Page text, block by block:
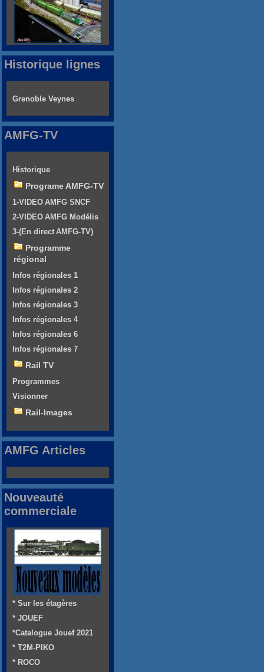
Historique lignes
Grenoble Veynes
AMFG-TV
Historique
Programe AMFG-TV
1-VIDEO AMFG SNCF
2-VIDEO AMFG Modélis
3-(En direct AMFG-TV)
Programme
régional
Infos régionales 1
Infos régionales 2
Infos régionales 3
Infos régionales 4
Infos régionales 6
Infos régionales 7
Rail TV
Programmes
Visionner
Rail-Images
AMFG Articles
Nouveauté
commerciale
* Sur les étagères
* JOUEF
*Catalogue Jouef 2021
* T2M-PIKO
* ROCO